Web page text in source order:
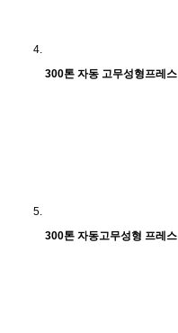
300톤 자동 고무성형프레스
300톤 자동고무성형 프레스